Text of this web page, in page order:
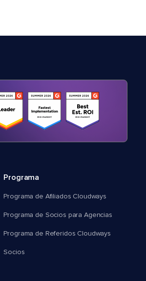
Programa
Programa de Afiliados Cloudways
Programa de Socios para Agencias
Programa de Referidos Cloudways
Socios